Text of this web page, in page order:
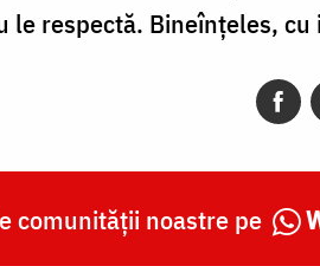
le respectă. Bineînțeles,
comunității noastre pe